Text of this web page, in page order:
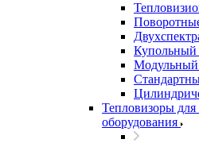
Купольный
Модульный
Тепловизоры для
оборудования